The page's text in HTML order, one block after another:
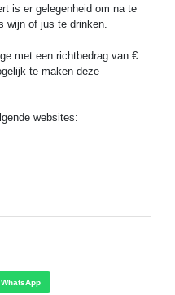
is er gelegenheid om na te
wijn of jus te drinken.
met een richtbedrag van €
te maken deze
websites:
WhatsApp